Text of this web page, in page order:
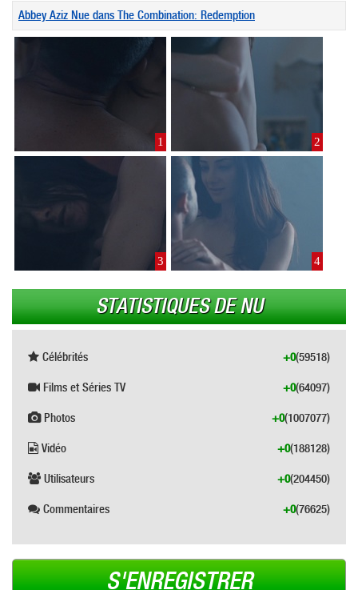
Abbey Aziz Nue dans The Combination: Redemption
1 2
3 4
STATISTIQUES DE NU
Célébrités (59518)
+0
Films et Séries TV (64097)
+0
Photos (1007077)
+0
Vidéo (188128)
+0
Utilisateurs (204450)
+0
Commentaires (76625)
+0
S'ENREGISTRER